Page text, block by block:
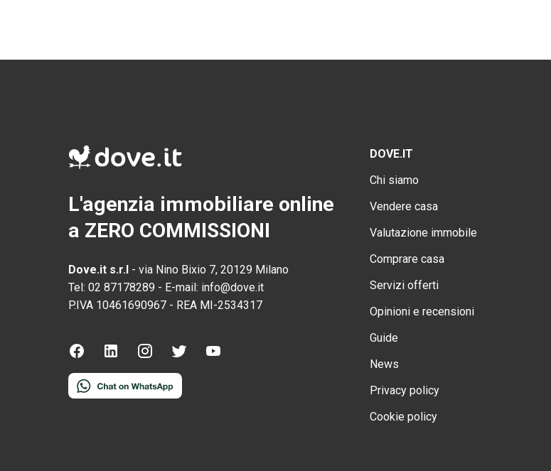
L'agenzia immobiliare online
a ZERO COMMISSIONI
Dove.it s.r.l - via Nino Bixio 7, 20129 Milano
Tel: 02 87178289 - E-mail: info@dove.it
P.IVA 10461690967 - REA MI-2534317
DOVE.IT
Chi siamo
Vendere casa
Valutazione immobile
Comprare casa
Servizi offerti
Opinioni e recensioni
Guide
News
Privacy policy
Cookie policy